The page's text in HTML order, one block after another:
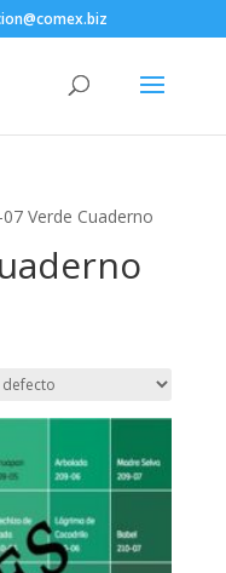
Verde Cuaderno